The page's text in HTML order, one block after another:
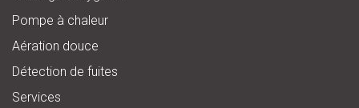
Pompe à chaleur
Aération douce
Détection de fuites
Services